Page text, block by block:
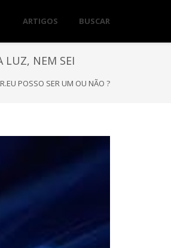
ARTIGOS BUSCAR
LUZ, NEM SEI
POSSO SER UM OU NÃO ?